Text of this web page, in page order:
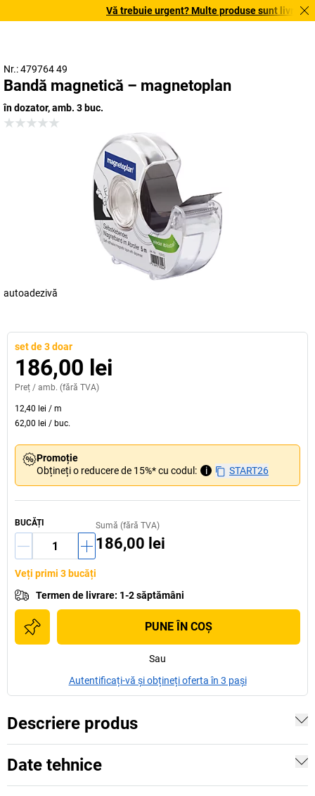
Vă trebuie urgent? Multe produse sunt livrate
Nr.: 479764 49
Bandă magnetică – magnetoplan
în dozator, amb. 3 buc.
autoadezivă
set de 3 doar
186,00 lei
Preț / amb. (fără TVA)
12,40 lei / m
62,00 lei / buc.
Promoție
Obțineți o reducere de 15%* cu codul:
i START26
BUCĂȚI Sumă (fără TVA)
186,00 lei
Veți primi 3 bucăți
Termen de livrare: 1-2 săptămâni
PUNE ÎN COŞ
Sau
Autentificați-vă și obțineți oferta în 3 pași
Descriere produs
Date tehnice